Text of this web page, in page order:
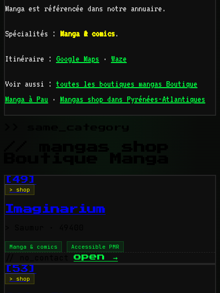
Manga est référencée dans notre annuaire.
Spécialités : Manga & comics.
Itinéraire : Google Maps · Waze
Voir aussi : toutes les boutiques mangas Boutique
Manga à Pau · Mangas shop dans Pyrénées-Atlantiques
>> same_category
// mangas shop
Boutique Manga
[49]
> shop
Imaginarium
Manga & comics Accessible PMR
open →
[53]
> shop